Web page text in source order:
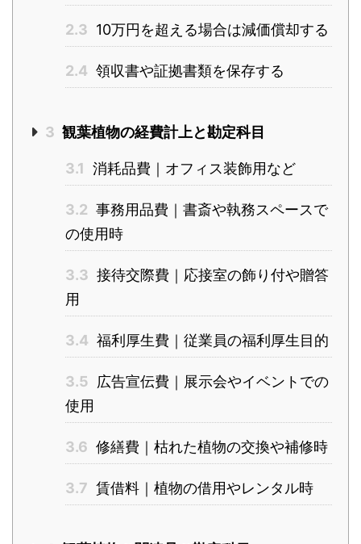
2.3 10万円を超える場合は減価償却する
2.4 領収書や証拠書類を保存する
3 観葉植物の経費計上と勘定科目
3.1 消耗品費｜オフィス装飾用など
3.2 事務用品費｜書斎や執務スペースで
の使用時
3.3 接待交際費｜応接室の飾り付や贈答
用
3.4 福利厚生費｜従業員の福利厚生目的
3.5
広告宣伝費｜展示会やイベントでの
使用
3.6 修繕費｜枯れた植物の交換や補修時
3.7 賃借料｜植物の借用やレンタル時